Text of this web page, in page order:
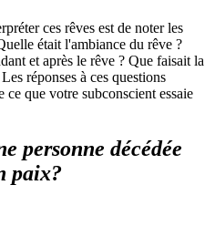
ces rêves est de noter les
était l'ambiance du rêve ?
et après le rêve ? Que faisait la
réponses à ces questions
que votre subconscient essaie
personne décédée
paix?